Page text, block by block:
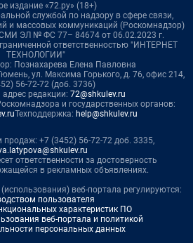
издание «72.ру» (18+)
службой по надзору в сфере связи,
и массовых коммуникаций (Роскомнадзор)
СМИ ЭЛ № ФС 77– 84674 от 06.02.2023 г.
ответственностью "ИНТЕРНЕТ
ТЕХНОЛОГИИ"
Познахарева Елена Павловна
ул. Максима Горького, д. 76, офис 214,
56-72-72 (доб. 3736)
редакции: 72@shkulev.ru
и государственных органов:
Техподдержка: help@shkulev.ru
продаж: +7 (3452) 56-72-72 доб. 3335,
ответственности за достоверность
в рекламных объявлениях.
веб-портала регулируются:
пользователя
характеристик ПО
веб-портала и политикой
персональных данных